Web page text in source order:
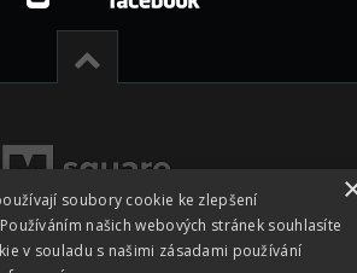
soubory cookie ke zlepšení
našich webových stránek souhlasíte
v souladu s našimi zásadami používání